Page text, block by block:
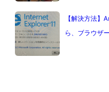
【解決方法】
ら、ブラウザ